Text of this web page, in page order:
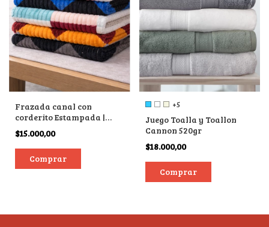
Frazada canal con
corderito Estampada |
Surtidas
$15.000,00
+5
Juego Toalla y Toallon
Cannon 520gr
$18.000,00
Comprar